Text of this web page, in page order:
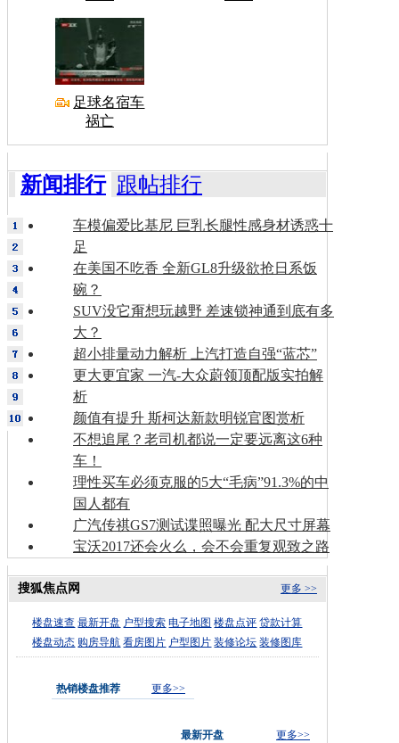
足球名宿车
祸亡
新闻排行 跟帖排行
车模偏爱比基尼 巨乳长腿性感身材诱惑十
足
在美国不吃香 全新GL8升级欲抢日系饭
碗？
SUV没它甭想玩越野 差速锁神通到底有多
大？
超小排量动力解析 上汽打造自强“蓝芯”
更大更宜家 一汽-大众蔚领顶配版实拍解
析
颜值有提升 斯柯达新款明锐官图赏析
不想追尾？老司机都说一定要远离这6种
车！
理性买车必须克服的5大“毛病”91.3%的中
国人都有
广汽传祺GS7测试谍照曝光 配大尺寸屏幕
宝沃2017还会火么，会不会重复观致之路
更多 >>
搜狐焦点网
楼盘速查 最新开盘 户型搜索 电子地图 楼盘点评 贷款计算
楼盘动态 购房导航 看房图片 户型图片 装修论坛 装修图库
热销楼盘推荐 更多>>
最新开盘
更多>>